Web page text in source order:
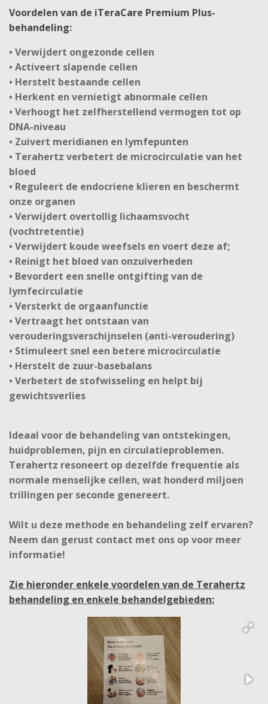
Voordelen van de iTeraCare Premium Plus-
behandeling:
• Verwijdert ongezonde cellen
• Activeert slapende cellen
• Herstelt bestaande cellen
• Herkent en vernietigt abnormale cellen
• Verhoogt het zelfherstellend vermogen tot op
DNA-niveau
• Zuivert meridianen en lymfepunten
• Terahertz verbetert de microcirculatie van het
bloed
• Reguleert de endocriene klieren en beschermt
onze organen
• Verwijdert overtollig lichaamsvocht
(vochtretentie)
• Verwijdert koude weefsels en voert deze af;
• Reinigt het bloed van onzuiverheden
• Bevordert een snelle ontgifting van de
lymfecirculatie
• Versterkt de orgaanfunctie
• Vertraagt ​​het ontstaan ​​van
verouderingsverschijnselen (anti-veroudering)
• Stimuleert snel een betere microcirculatie
• Herstelt de zuur-basebalans
• Verbetert de stofwisseling en helpt bij
gewichtsverlies
Ideaal voor de behandeling van ontstekingen,
huidproblemen, pijn en circulatieproblemen.
Terahertz resoneert op dezelfde frequentie als
normale menselijke cellen, wat honderd miljoen
trillingen per seconde genereert.
Wilt u deze methode en behandeling zelf ervaren?
Neem dan gerust contact met ons op voor meer
informatie!
Zie hieronder enkele voordelen van de Terahertz
behandeling en enkele behandelgebieden: